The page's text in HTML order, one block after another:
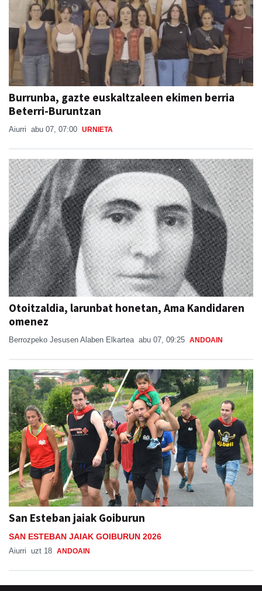
Burrunba, gazte euskaltzaleen ekimen berria
Beterri-Buruntzan
Aiurri abu 07, 07:00 URNIETA
Otoitzaldia, larunbat honetan, Ama Kandidaren
omenez
Berrozpeko Jesusen Alaben Elkartea abu 07, 09:25 ANDOAIN
San Esteban jaiak Goiburun
SAN ESTEBAN JAIAK GOIBURUN 2026
Aiurri uzt 18 ANDOAIN